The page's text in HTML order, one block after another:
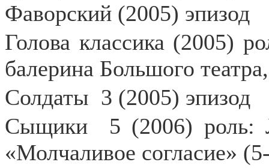
Фаворский (2005) эпизод
Голова классика (2005)
балерина Большого
Солдаты 3 (2005) эпизод
Сыщики
5 (2006) роль:
«Молчаливое согласие»